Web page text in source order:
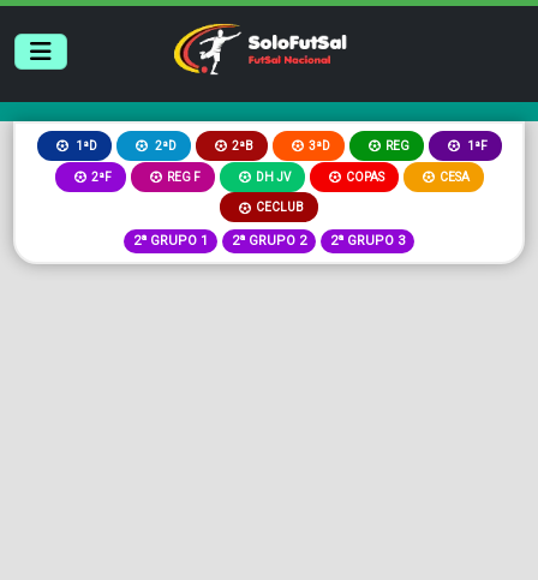
1ªD 2ªD 2ªB 3ªD REG 1ªF
2ªF REG F DH JV COPAS CESA
CECLUB
2ª GRUPO 1 2ª GRUPO 2 2ª GRUPO 3